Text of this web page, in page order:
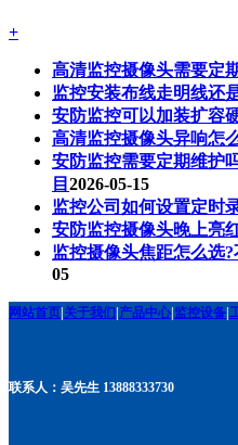
+
高清监控摄像头需要定
监控安装布线走明线还
安防监控可以加装扩容
高清监控摄像头异响怎
安防监控需要定期维护
目 2026-05-15
监控公司如何设置定时
安防监控摄像头晚上亮
监控摄像头焦距怎么选
05
网站首页 关于我们 产品中心 监控设备
联系人：吴先生 13888333730